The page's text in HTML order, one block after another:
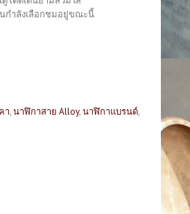
นกำลังเลือกชมอยู่ขณะนี้
า,นาฬิกาสาย Alloy,นาฬิกาแบรนด์,